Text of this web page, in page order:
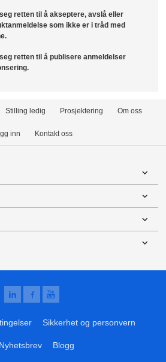
retten til å akseptere, avslå eller
som ikke er i tråd med
retten til å publisere anmeldelser
Stilling ledig Prosjektering Om oss
inn Kontakt oss
Sikkerhet og personvern
Nyhetsbrev Blogg